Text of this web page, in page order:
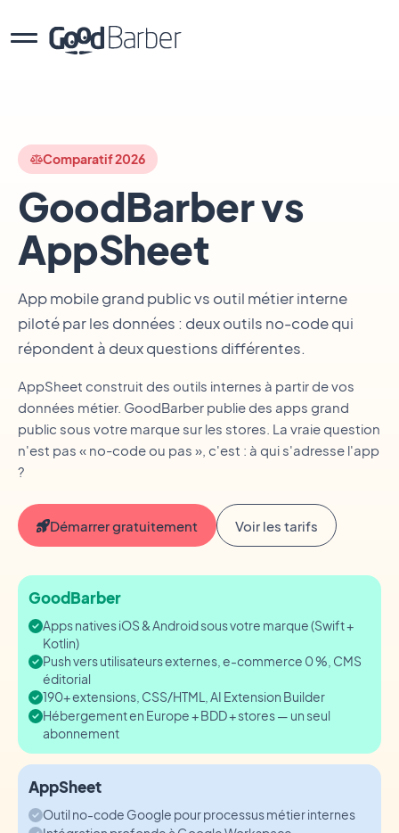
Comparatif 2026
GoodBarber vs
AppSheet
App mobile grand public vs outil métier interne
piloté par les données : deux outils no-code qui
répondent à deux questions différentes.
AppSheet construit des outils internes à partir de vos
données métier. GoodBarber publie des apps grand
public sous votre marque sur les stores. La vraie question
n'est pas « no-code ou pas », c'est : à qui s'adresse l'app
?
Démarrer gratuitement Voir les tarifs
GoodBarber
Apps natives iOS & Android sous votre marque (Swift +
Kotlin)
Push vers utilisateurs externes, e-commerce 0 %, CMS
éditorial
190+ extensions, CSS/HTML, AI Extension Builder
Hébergement en Europe + BDD + stores — un seul
abonnement
AppSheet
Outil no-code Google pour processus métier internes